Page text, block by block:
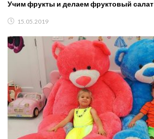
Учим фрукты и делаем фруктовый салат
15.05.2019